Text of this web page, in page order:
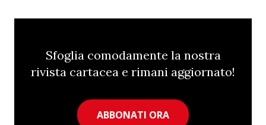
Sfoglia comodamente la nostra
rivista cartacea e rimani aggiornato!
ABBONATI ORA